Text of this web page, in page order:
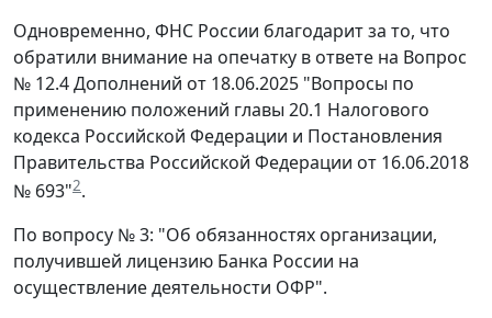
Одновременно, ФНС России благодарит за то, что
обратили внимание на опечатку в ответе на Вопрос
№ 12.4 Дополнений от 18.06.2025 "Вопросы по
применению положений главы 20.1 Налогового
кодекса Российской Федерации и Постановления
Правительства Российской Федерации от 16.06.2018
№ 693"2.
По вопросу № 3: "Об обязанностях организации,
получившей лицензию Банка России на
осуществление деятельности ОФР".